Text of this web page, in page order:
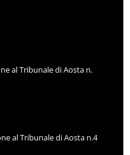
al Tribunale di Aosta n.
al Tribunale di Aosta n.4